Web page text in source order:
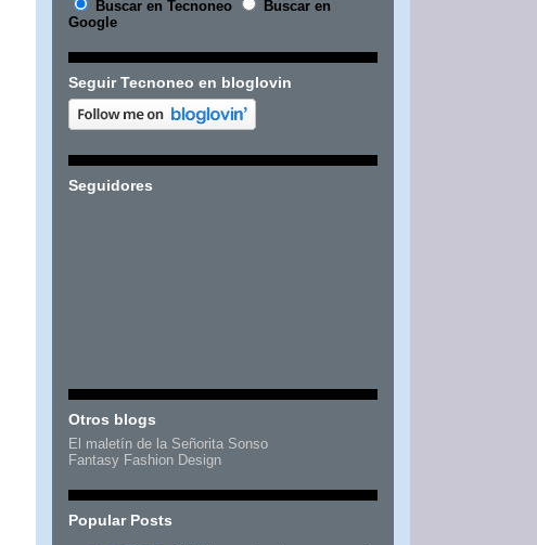
Buscar en Tecnoneo
Buscar en
Google
Seguir Tecnoneo en bloglovin
Seguidores
Otros blogs
El maletín de la Señorita Sonso
Fantasy Fashion Design
Popular Posts